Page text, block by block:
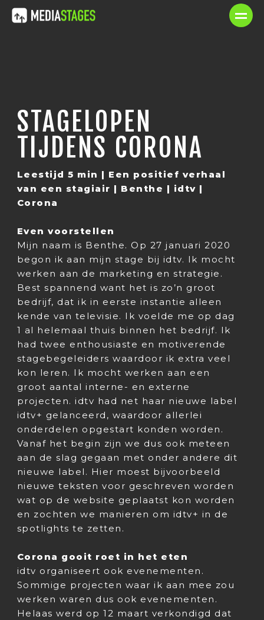
STAGELOPEN
TIJDENS CORONA
Leestijd 5 min | Een positief verhaal
van een stagiair | Benthe | idtv |
Corona
Even voorstellen
Mijn naam is Benthe. Op 27 januari 2020
begon ik aan mijn stage bij idtv. Ik mocht
werken aan de marketing en strategie.
Best spannend want het is zo’n groot
bedrijf, dat ik in eerste instantie alleen
kende van televisie. Ik voelde me op dag
1 al helemaal thuis binnen het bedrijf. Ik
had twee enthousiaste en motiverende
stagebegeleiders waardoor ik extra veel
kon leren. Ik mocht werken aan een
groot aantal interne- en externe
projecten. idtv had net haar nieuwe label
idtv+ gelanceerd, waardoor allerlei
onderdelen opgestart konden worden.
Vanaf het begin zijn we dus ook meteen
aan de slag gegaan met onder andere dit
nieuwe label. Hier moest bijvoorbeeld
nieuwe teksten voor geschreven worden
wat op de website geplaatst kon worden
en zochten we manieren om idtv+ in de
spotlights te zetten.
Corona gooit roet in het eten
idtv organiseert ook evenementen.
Sommige projecten waar ik aan mee zou
werken waren dus ook evenementen.
Helaas werd op 12 maart verkondigd dat